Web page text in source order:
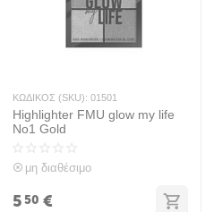
ΚΩΔΙΚΟΣ (SKU): 01501
Highlighter FMU glow my life
No1 Gold
μη διαθέσιμο
550 €